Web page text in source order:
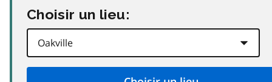
Choisir un lieu: